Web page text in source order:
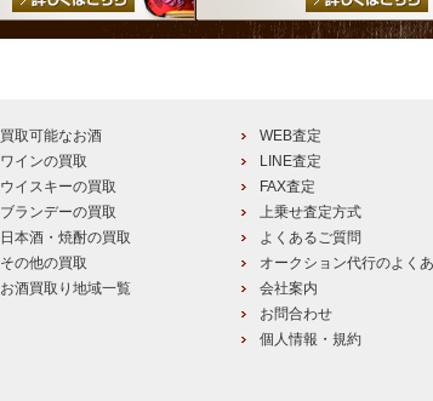
買取可能なお酒
ワインの買取
ウイスキーの買取
ブランデーの買取
日本酒・焼酎の買取
その他の買取
お酒買取り地域一覧
WEB査定
LINE査定
FAX査定
上乗せ査定方式
よくあるご質問
オークション代行のよく
会社案内
お問合わせ
個人情報・規約